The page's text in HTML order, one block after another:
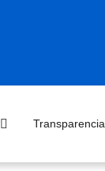
Transparencia